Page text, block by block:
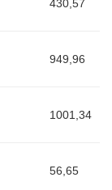
430,57
949,96
1001,34
56,65